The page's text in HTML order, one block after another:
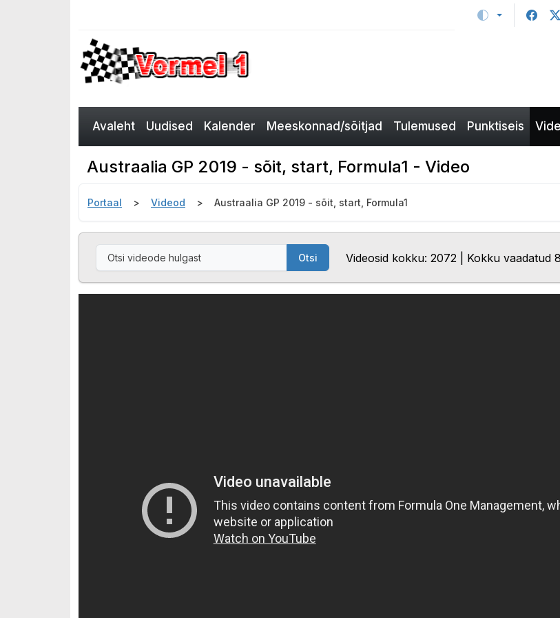
Avaleht Uudised Kalender Meeskonnad/sõitjad Tulemused Punktiseis
Austraalia GP 2019 - sõit, start, Formula1 - Video
Portaal Videod Austraalia GP 2019 - sõit, start, Formula1
Otsi Videosid kokku: 2072 | Kokku vaadatud